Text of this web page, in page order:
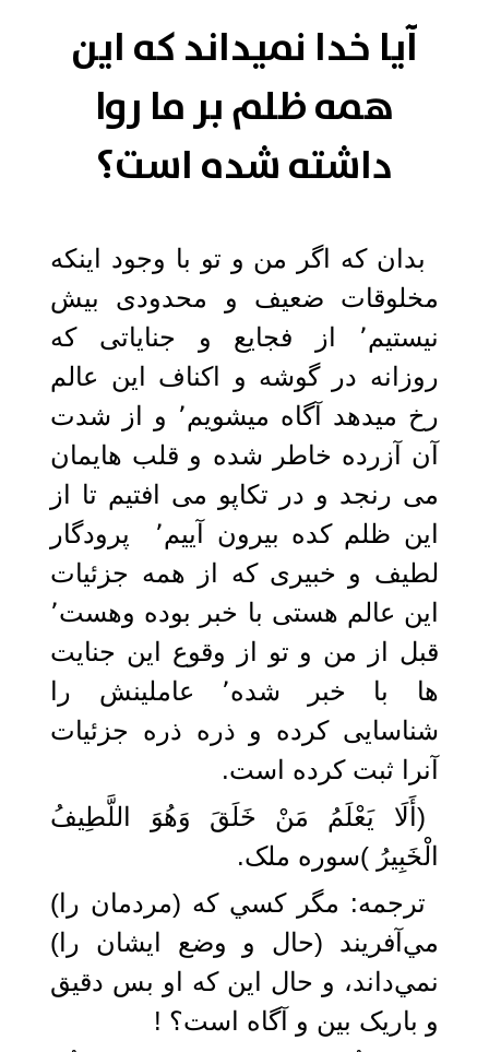
آیا خدا نمیداند که این
همه ظلم بر ما روا
داشته شده است؟
بدان که اگر من و تو با وجود اینکه
مخلوقات ضعیف و محدودی بیش
نیستیم٬ از فجایع و جنایاتی که
روزانه در گوشه و اکناف این عالم
رخ میدهد آگاه میشویم٬ و از شدت
آن آزرده خاطر شده و قلب هایمان
می رنجد و در تکاپو می افتیم تا از
این ظلم کده بیرون آییم٬ پرودگار
لطیف و خبیری که از همه جزئیات
این عالم هستی با خبر بوده وهست٬
قبل از من و تو از وقوع این جنایت
ها با خبر شده٬ عاملینش را
شناسایی کرده و ذره ذره جزئیات
آنرا ثبت کرده است.
(أَلَا يَعْلَمُ مَنْ خَلَقَ وَهُوَ اللَّطِيفُ
الْخَبِيرُ ‏)سوره ملک.
ترجمه: ‏مگر كسي كه (مردمان را)
مي‌آفريند (حال و وضع ايشان را)
نمي‌داند، و حال اين كه او بس دقيق
و باریک بین و آگاه است؟ !‏